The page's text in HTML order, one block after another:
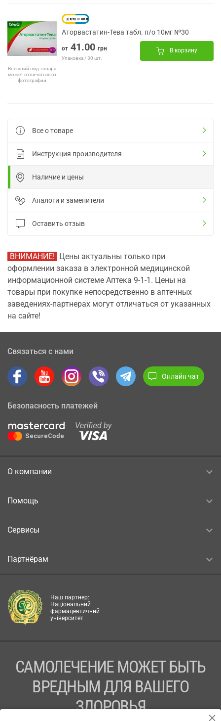
Внешний вид товара
может отличаться от
фотографии
Аторвастатин-Тева табл. п/о 10мг №30
от 41.00 грн
Упаковка / 30 шт.
В корзину
Все о товаре
Инструкция производителя
Наличие и цены
Аналоги и заменители
Оставить отзыв
ВНИМАНИЕ! Цены актуальны только при
оформлении заказа в электронной медицинской
информационной системе Аптека 9-1-1. Цены на
товары при покупке непосредственно в аптечных
заведениях-партнерах могут отличаться от указанных
на сайте!
Связаться с нами
Онлайн чат
Безопасность платежей
О компании
Помощь
Сервисы
Партнёрам
Наш партнер:
Національний
фармацевтичний
університет
САМОЛЕЧЕНИЕ МОЖЕТ БЫТЬ
ВРЕДНЫМ ДЛЯ ВАШЕГО
ЗДОРОВЬЯ